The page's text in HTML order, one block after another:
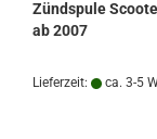
Zündspule
ab 2007
Lieferzeit: ca. 3-5